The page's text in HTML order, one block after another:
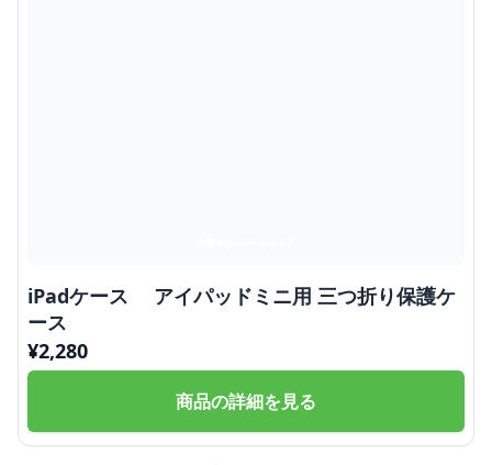
iPadケース アイパッドミニ用 三つ折り保護ケ
ース
¥2,280
商品の詳細を見る